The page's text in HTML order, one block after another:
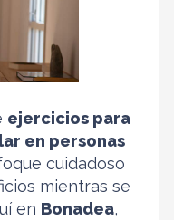
ejercicios para
en personas
cuidadoso
mientras se
en Bonadea,